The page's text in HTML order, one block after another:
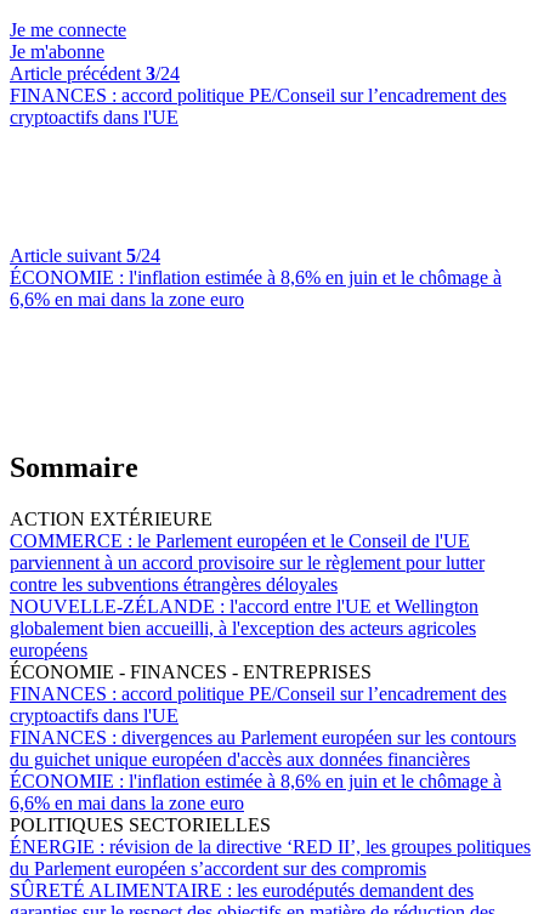
Je me connecte
Je m'abonne
Article précédent 3/24
FINANCES : accord politique PE/Conseil sur l’encadrement des
cryptoactifs dans l'UE
Article suivant 5/24
ÉCONOMIE : l'inflation estimée à 8,6% en juin et le chômage à
6,6% en mai dans la zone euro
Sommaire
ACTION EXTÉRIEURE
COMMERCE : le Parlement européen et le Conseil de l'UE
parviennent à un accord provisoire sur le règlement pour lutter
contre les subventions étrangères déloyales
NOUVELLE-ZÉLANDE : l'accord entre l'UE et Wellington
globalement bien accueilli, à l'exception des acteurs agricoles
européens
ÉCONOMIE - FINANCES - ENTREPRISES
FINANCES : accord politique PE/Conseil sur l’encadrement des
cryptoactifs dans l'UE
FINANCES : divergences au Parlement européen sur les contours
du guichet unique européen d'accès aux données financières
ÉCONOMIE : l'inflation estimée à 8,6% en juin et le chômage à
6,6% en mai dans la zone euro
POLITIQUES SECTORIELLES
ÉNERGIE : révision de la directive ‘RED II’, les groupes politiques
du Parlement européen s’accordent sur des compromis
SÛRETÉ ALIMENTAIRE : les eurodéputés demandent des